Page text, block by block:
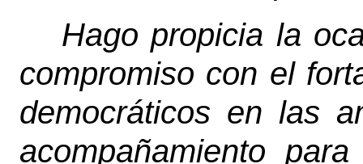
Hago propicia la
compromiso con el
democráticos en las
acompañamiento